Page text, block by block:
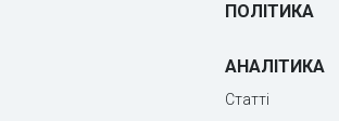
ПОЛІТИКА
АНАЛІТИКА
Статті